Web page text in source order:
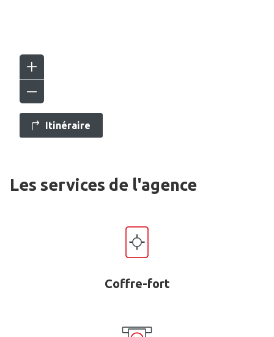
Itinéraire
Les services de l'agence
Coffre-fort